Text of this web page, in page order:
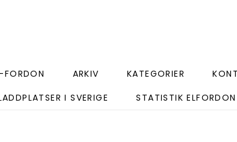
FORDON ARKIV KATEGORIER
I SVERIGE
STATISTIK ELFORDON